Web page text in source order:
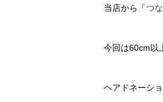
当店から「つ
今回は60cm以
ヘアドネーシ